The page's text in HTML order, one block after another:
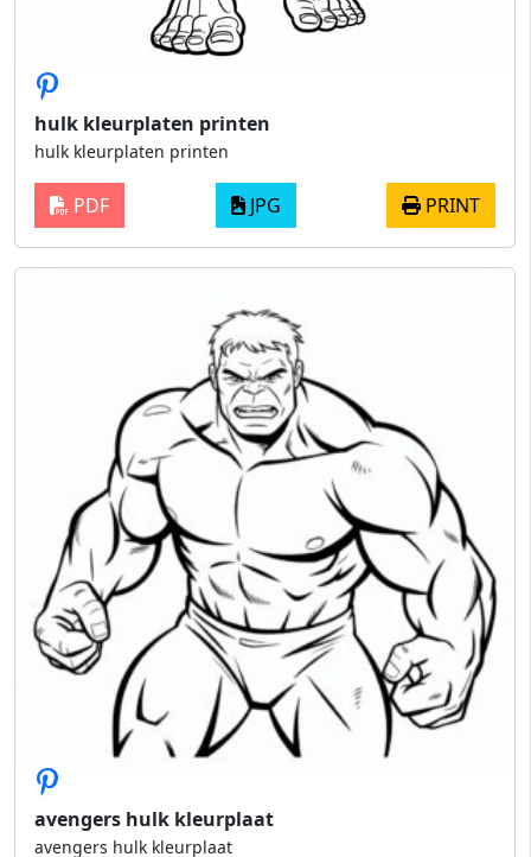
hulk kleurplaten printen
hulk kleurplaten printen
PDF JPG PRINT
avengers hulk kleurplaat
avengers hulk kleurplaat